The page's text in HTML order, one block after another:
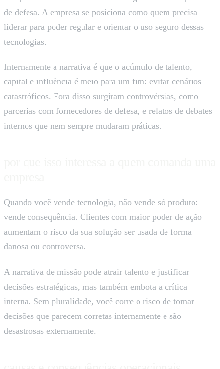
de defesa. A empresa se posiciona como quem precisa
liderar para poder regular e orientar o uso seguro dessas
tecnologias.
Internamente a narrativa é que o acúmulo de talento,
capital e influência é meio para um fim: evitar cenários
catastróficos. Fora disso surgiram controvérsias, como
parcerias com fornecedores de defesa, e relatos de debates
internos que nem sempre mudaram práticas.
Quando você vende tecnologia, não vende só produto:
vende consequência. Clientes com maior poder de ação
aumentam o risco da sua solução ser usada de forma
danosa ou controversa.
A narrativa de missão pode atrair talento e justificar
decisões estratégicas, mas também embota a crítica
interna. Sem pluralidade, você corre o risco de tomar
decisões que parecem corretas internamente e são
desastrosas externamente.